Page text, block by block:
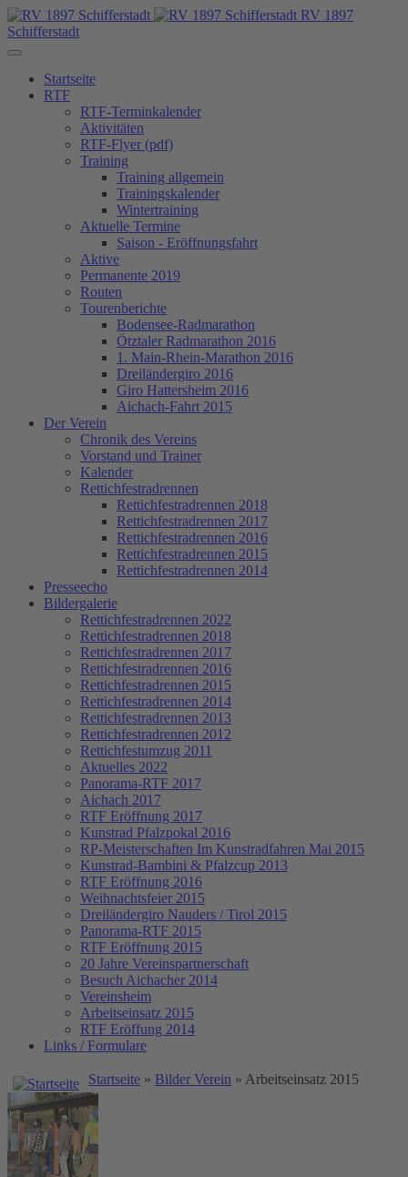
RV 1897
Schifferstadt
Startseite
RTF
RTF-Terminkalender
Aktivitäten
RTF-Flyer (pdf)
Training
Training allgemein
Trainingskalender
Wintertraining
Aktuelle Termine
Saison - Eröffnungsfahrt
Aktive
Permanente 2019
Routen
Tourenberichte
Bodensee-Radmarathon
Ötztaler Radmarathon 2016
1. Main-Rhein-Marathon 2016
Dreiländergiro 2016
Giro Hattersheim 2016
Aichach-Fahrt 2015
Der Verein
Chronik des Vereins
Vorstand und Trainer
Kalender
Rettichfestradrennen
Rettichfestradrennen 2018
Rettichfestradrennen 2017
Rettichfestradrennen 2016
Rettichfestradrennen 2015
Rettichfestradrennen 2014
Presseecho
Bildergalerie
Rettichfestradrennen 2022
Rettichfestradrennen 2018
Rettichfestradrennen 2017
Rettichfestradrennen 2016
Rettichfestradrennen 2015
Rettichfestradrennen 2014
Rettichfestradrennen 2013
Rettichfestradrennen 2012
Rettichfestumzug 2011
Aktuelles 2022
Panorama-RTF 2017
Aichach 2017
RTF Eröffnung 2017
Kunstrad Pfalzpokal 2016
RP-Meisterschaften Im Kunstradfahren Mai 2015
Kunstrad-Bambini & Pfalzcup 2013
RTF Eröffnung 2016
Weihnachtsfeier 2015
Dreiländergiro Nauders / Tirol 2015
Panorama-RTF 2015
RTF Eröffnung 2015
20 Jahre Vereinspartnerschaft
Besuch Aichacher 2014
Vereinsheim
Arbeitseinsatz 2015
RTF Eröffung 2014
Links / Formulare
Startseite » Bilder Verein » Arbeitseinsatz 2015